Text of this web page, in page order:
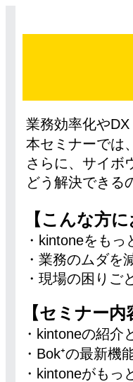
業務効率化や
本セミナーでは
さらに、サイボ
どう解決できる
【こんな方
・kintoneをもっ
・業務のムダを
・現場の困りご
【セミナー内
・kintoneの紹介
・Bok⁺の最新機
・kintoneがもっ